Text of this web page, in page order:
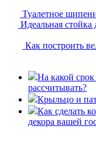
Туалетное
Идеальная стойка
Как построить
На какой
рассчитывать?
Крыльцо и
Как сделать
декора вашей